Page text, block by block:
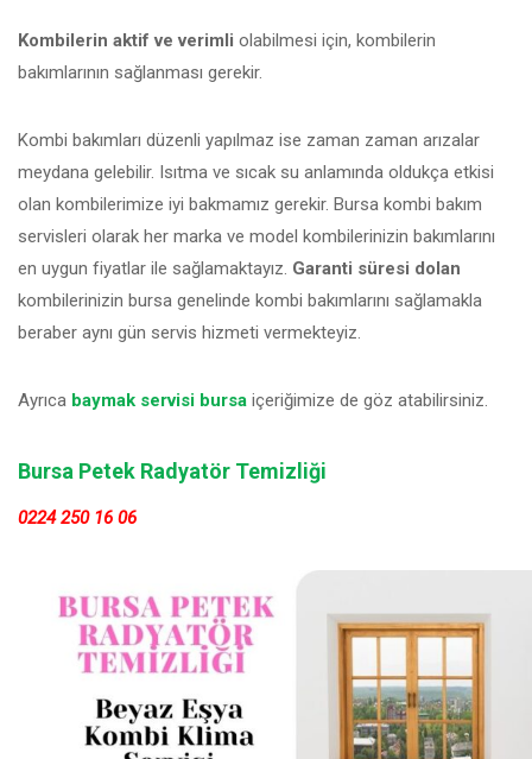
Kombilerin aktif ve verimli olabilmesi için, kombilerin
bakımlarının sağlanması gerekir.
Kombi bakımları düzenli yapılmaz ise zaman zaman arızalar
meydana gelebilir. Isıtma ve sıcak su anlamında oldukça etkisi
olan kombilerimize iyi bakmamız gerekir. Bursa kombi bakım
servisleri olarak her marka ve model kombilerinizin bakımlarını
en uygun fiyatlar ile sağlamaktayız. Garanti süresi dolan
kombilerinizin bursa genelinde kombi bakımlarını sağlamakla
beraber aynı gün servis hizmeti vermekteyiz.
Ayrıca baymak servisi bursa içeriğimize de göz atabilirsiniz.
Bursa Petek Radyatör Temizliği
0224 250 16 06